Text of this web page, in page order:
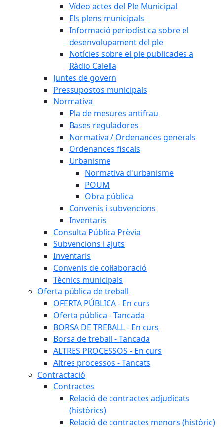
Vídeo actes del Ple Municipal
Els plens municipals
Informació periodística sobre el
desenvolupament del ple
Notícies sobre el ple publicades a
Ràdio Calella
Juntes de govern
Pressupostos municipals
Normativa
Pla de mesures antifrau
Bases reguladores
Normativa / Ordenances generals
Ordenances fiscals
Urbanisme
Normativa d'urbanisme
POUM
Obra pública
Convenis i subvencions
Inventaris
Consulta Pública Prèvia
Subvencions i ajuts
Inventaris
Convenis de col·laboració
Tècnics municipals
Oferta pública de treball
OFERTA PÚBLICA - En curs
Oferta pública - Tancada
BORSA DE TREBALL - En curs
Borsa de treball - Tancada
ALTRES PROCESSOS - En curs
Altres processos - Tancats
Contractació
Contractes
Relació de contractes adjudicats
(històrics)
Relació de contractes menors (històric)